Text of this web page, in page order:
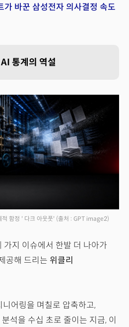
가 바꾼 삼성전자 의사결정 속도
통계의 역설
함정 ' 다크 아웃풋' (출처 : GPT image2)
가지 이슈에서 한발 더 나아가
공해 드리는 위클리
어링을 며칠로 압축하고,
석을 수십 초로 줄이는 지금, 이